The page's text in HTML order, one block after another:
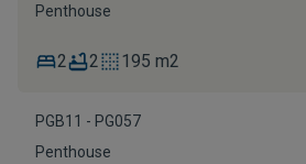
Penthouse
2 2 195 m2
PGB11 - PG057
Penthouse